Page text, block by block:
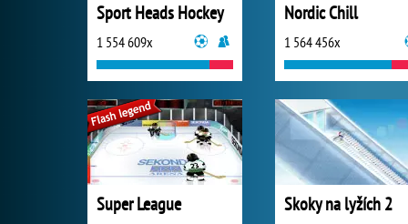
Sport Heads Hockey
1 554 609x
Nordic Chill
1 564 456x
Super League Skoky na lyžích 2